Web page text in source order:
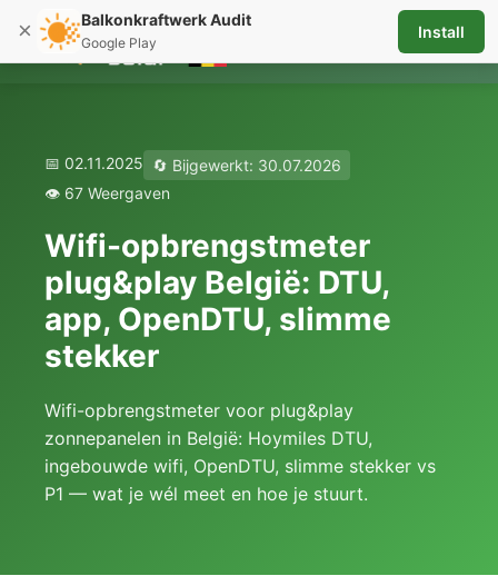
☰
📅 02.11.2025
🔄 Bijgewerkt: 30.07.2026
👁️ 67 Weergaven
Wifi-opbrengstmeter
plug&play België: DTU,
app, OpenDTU, slimme
stekker
Wifi-opbrengstmeter voor plug&play
zonnepanelen in België: Hoymiles DTU,
ingebouwde wifi, OpenDTU, slimme stekker vs
P1 — wat je wél meet en hoe je stuurt.
× Balkonkraftwerk Audit
Google Play
Install